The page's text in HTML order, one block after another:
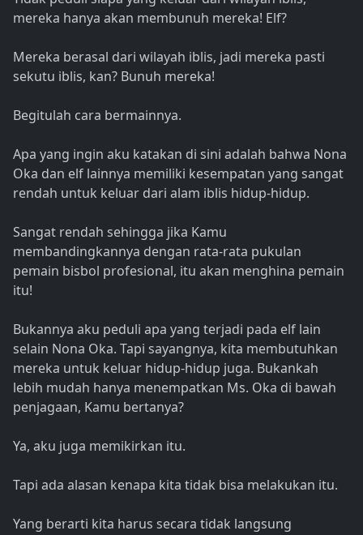
mereka hanya akan membunuh mereka! Elf?
Mereka berasal dari wilayah iblis, jadi mereka pasti
sekutu iblis, kan? Bunuh mereka!
Begitulah cara bermainnya.
Apa yang ingin aku katakan di sini adalah bahwa Nona
Oka dan elf lainnya memiliki kesempatan yang sangat
rendah untuk keluar dari alam iblis hidup-hidup.
Sangat rendah sehingga jika Kamu
membandingkannya dengan rata-rata pukulan
pemain bisbol profesional, itu akan menghina pemain
itu!
Bukannya aku peduli apa yang terjadi pada elf lain
selain Nona Oka. Tapi sayangnya, kita membutuhkan
mereka untuk keluar hidup-hidup juga. Bukankah
lebih mudah hanya menempatkan Ms. Oka di bawah
penjagaan, Kamu bertanya?
Ya, aku juga memikirkan itu.
Tapi ada alasan kenapa kita tidak bisa melakukan itu.
Yang berarti kita harus secara tidak langsung